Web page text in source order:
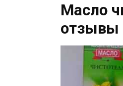
Масло
отзывы